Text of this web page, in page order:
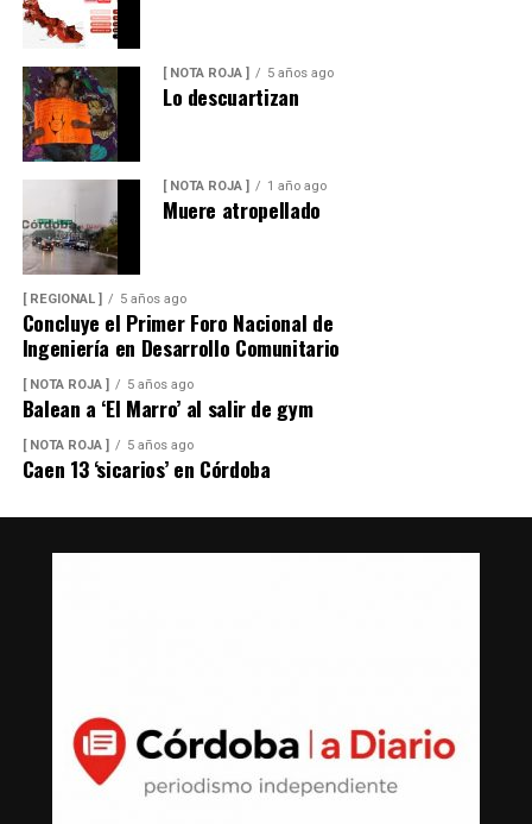
[ NOTA ROJA ] 5 años ago
Lo descuartizan
[ NOTA ROJA ] 1 año ago
Muere atropellado
[ REGIONAL ] 5 años ago
Concluye el Primer Foro Nacional de
Ingeniería en Desarrollo Comunitario
[ NOTA ROJA ] 5 años ago
Balean a ‘El Marro’ al salir de gym
[ NOTA ROJA ] 5 años ago
Caen 13 ‘sicarios’ en Córdoba